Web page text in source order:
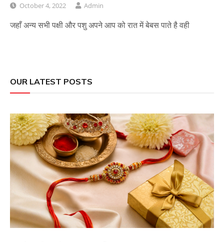
October 4, 2022 Admin
जहाँ अन्य सभी पक्षी और पशु अपने आप को रात में बेबस पाते है वही
OUR LATEST POSTS